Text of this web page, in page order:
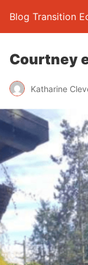
Blog Transition
Courtney
Katharine